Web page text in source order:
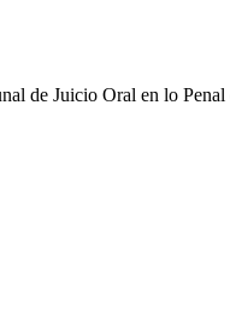
de Juicio Oral en lo